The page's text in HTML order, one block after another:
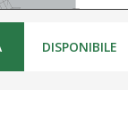
DISPONIBILE